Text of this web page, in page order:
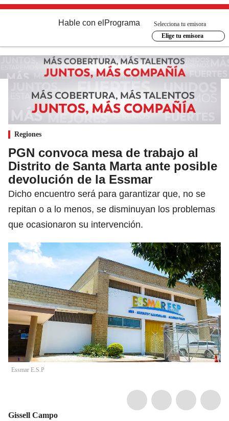
Hable con el Programa
Selecciona tu emisora
Elige tu emisora
Regiones
PGN convoca mesa de trabajo al
Distrito de Santa Marta ante posible
devolución de la Essmar
Dicho encuentro será para garantizar que, no se
repitan o a lo menos, se disminuyan los problemas
que ocasionaron su intervención.
Essmar E.S.P
Gissell Campo